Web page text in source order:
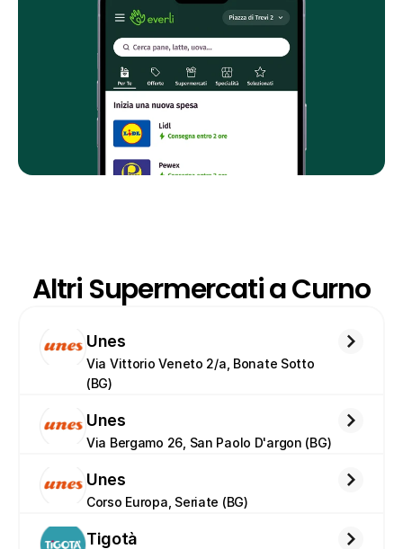
Altri Supermercati a Curno
Unes
Via Vittorio Veneto 2/a, Bonate Sotto
(BG)
Unes
Via Bergamo 26, San Paolo D'argon (BG)
Unes
Corso Europa, Seriate (BG)
Tigotà